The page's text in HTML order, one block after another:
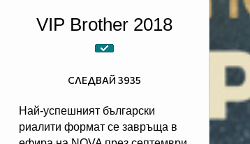
VIP Brother 2018
Най-успешният български
риалити формат се завръща в
СЛЕДВАЙ 3935